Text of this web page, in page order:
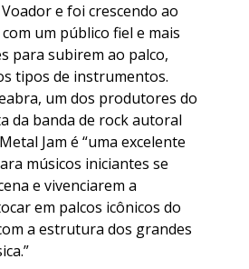
e foi crescendo ao
um público fiel e mais
para subirem ao palco,
tipos de instrumentos.
um dos produtores do
da banda de rock autoral
Jam é “uma excelente
músicos iniciantes se
e vivenciarem a
em palcos icônicos do
a estrutura dos grandes